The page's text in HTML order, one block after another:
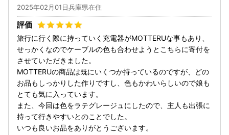
2025年02月01日兵庫県在住
旅行に行く際に持っていく充電器がMOTTERUな事もあり、
せっかくなのでケーブルの色も合わせようとこちらに寄付を
させていただきました。
MOTTERUの商品は既にいくつか持っているのですが、どの
お品もしっかりした作りですし、色もかわいらしいので娘も
とても気に入っています。
また、今回は色をラテグレージュにしたので、主人も出張に
持って行きやすいとのことでした。
いつも良いお品をありがとうございます。